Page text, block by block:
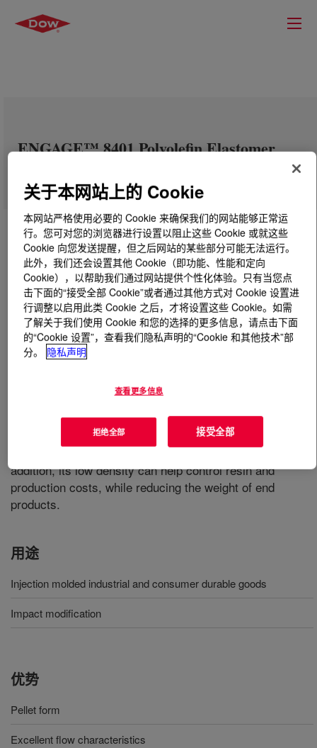
ENGAGE™ 8401 Polyolefin Elastomer
什么是ENGAGE™ 8401 Polyolefin Elastomer
An ethylene-octene copolymer that offers excellent
performance in durable, flexible injection molded
industrial and consumer goods. This provides high clarity
in products requiring visual inspection and allows the use
of hot runner molds to enhance production efficiency. In
addition, its low density can help control resin and
production costs, while reducing the weight of end
products.
用途
Injection molded industrial and consumer durable goods
Impact modification
优势
Pellet form
Excellent flow characteristics
关于本网站上的 Cookie
本网站严格使用必要的 Cookie 来确保我们的网站能够正常运
行。您可对您的浏览器进行设置以阻止这些 Cookie 或就这些
Cookie 向您发送提醒，但之后网站的某些部分可能无法运行。
此外，我们还会设置其他 Cookie（即功能、性能和定向
Cookie），以帮助我们通过网站提供个性化体验。只有当您点
击下面的“接受全部 Cookie”或者通过其他方式对 Cookie 设置进
行调整以启用此类 Cookie 之后，才将设置这些 Cookie。如需
了解关于我们使用 Cookie 和您的选择的更多信息，请点击下面
的“Cookie 设置”，查看我们隐私声明的“Cookie 和其他技术”部
分。
隐私声明
查看更多信息
拒绝全部 接受全部